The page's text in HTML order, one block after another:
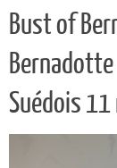
Bust of
Suédois 11